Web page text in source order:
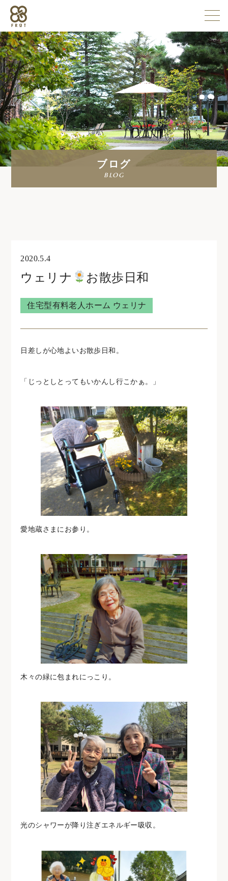
施設情報
企業情報
採用情報
よくある質問
住宅型有料老人ホームウェリナ
0761-47-7215
0761-46-5633
ブログ
blog
2020.5.4
ウェリナ お散歩日和
住宅型有料老人ホーム ウェリナ
日差しが心地よいお散歩日和。
「じっとしとってもいかんし行こかぁ。」
愛地蔵さまにお参り。
木々の緑に包まれにっこり。
光のシャワーが降り注ぎエネルギー吸収。